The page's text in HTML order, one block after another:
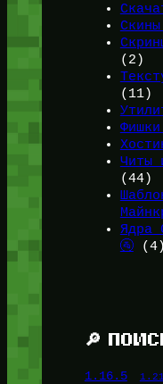
(2)
(11)
Читы
(44)
Ядра
🚰(4)
🔎
1.16.5 1.21